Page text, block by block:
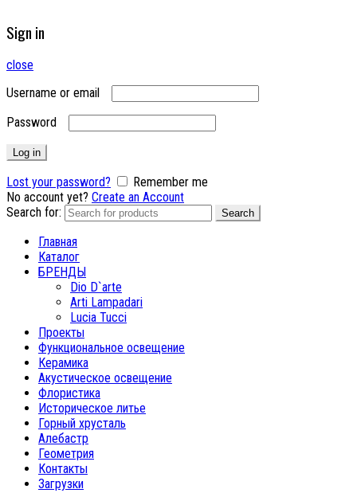
Sign in
close
Username or email
Password
Log in
Lost your password?
Remember me
No account yet? Create an Account
Search for:
Search
Главная
Каталог
БРЕНДЫ
Dio D`arte
Arti Lampadari
Lucia Tucci
Проекты
Функциональное освещение
Керамика
Акустическое освещение
Флористика
Историческое литье
Горный хрусталь
Алебастр
Геометрия
Контакты
Загрузки